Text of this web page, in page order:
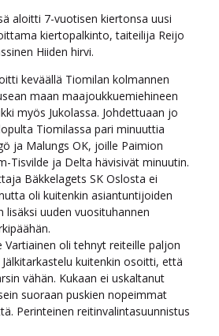
aloitti 7-vuotisen kiertonsa uusi
kiertopalkinto, taiteilija Reijo
Hiiden hirvi.
keväällä Tiomilan kolmannen
maan maajoukkuemiehineen
myös Jukolassa. Johdettuaan jo
Tiomilassa pari minuuttia
ja Malungs OK, joille Paimion
Tisvilde ja Delta hävisivät minuutin.
Bäkkelagets SK Oslosta ei
oli kuitenkin asiantuntijoiden
uuden vuosituhannen
oli tehnyt reiteille paljon
kuitenkin osoitti, että
vähän. Kukaan ei uskaltanut
suoraan puskien nopeimmat
Perinteinen reitinvalintasuunnistus